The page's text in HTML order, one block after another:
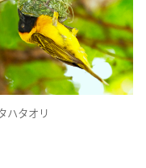
ハタオリ